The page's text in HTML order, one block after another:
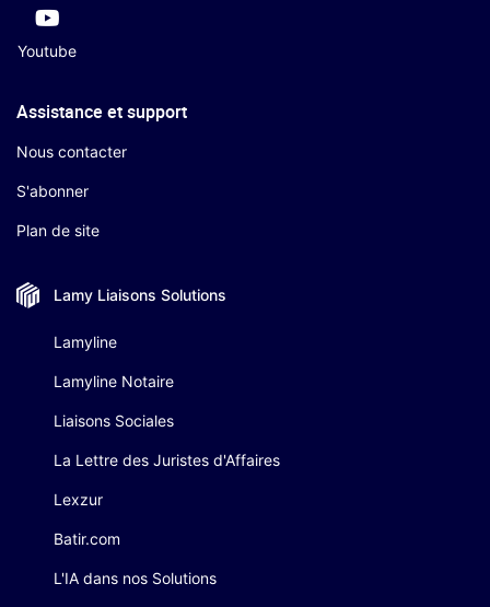
Youtube
Assistance et support
Nous contacter
S'abonner
Plan de site
Lamy Liaisons Solutions
Lamyline
Lamyline Notaire
Liaisons Sociales
La Lettre des Juristes d'Affaires
Lexzur
Batir.com
L'IA dans nos Solutions